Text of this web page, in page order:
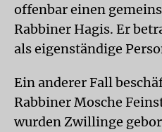
offenbar einen
Rabbiner Hagis. Er
als eigenständige
Ein anderer Fall
Rabbiner Mosche
wurden Zwillinge